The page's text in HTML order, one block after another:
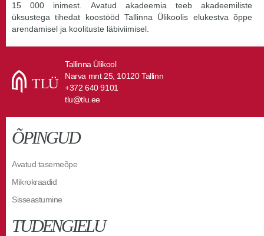
15 000 inimest. Avatud akadeemia teeb akadeemiliste
üksustega tihedat koostööd Tallinna Ülikoolis elukestva õppe
arendamisel ja koolituste läbiviimisel.
Tallinna Ülikool
Narva mnt 25, 10120 Tallinn
+372 640 9101
tlu@tlu.ee
ÕPINGUD
Avatud tasemeõpe
Mikrokraadid
Sisseastumine
TUDENGIELU